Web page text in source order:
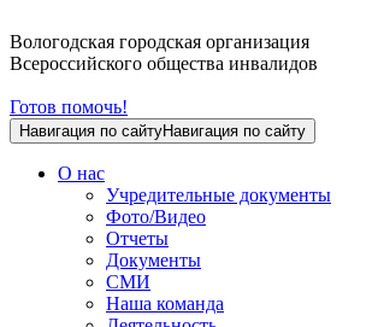
Вологодская городская организация
Всероссийского общества инвалидов
Готов помочь!
Навигация по сайтуНавигация по сайту
О нас
Учредительные документы
Фото/Видео
Отчеты
Документы
СМИ
Наша команда